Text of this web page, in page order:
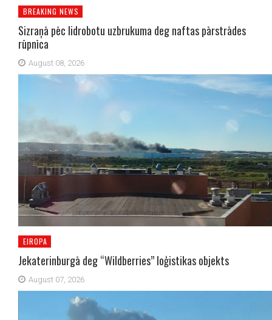
BREAKING NEWS
Sizraņā pēc lidrobotu uzbrukuma deg naftas pārstrādes
rūpnīca
August 08, 2026
EIROPA
Jekaterinburgā deg “Wildberries” loģistikas objekts
August 07, 2026